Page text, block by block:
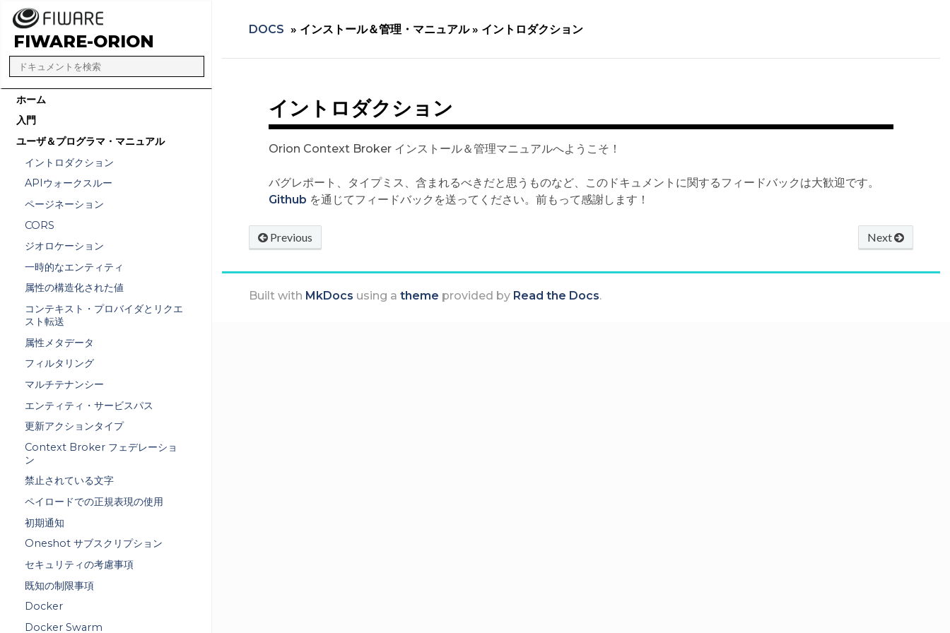
FIWARE-ORION
ホーム
入門
ユーザ＆プログラマ・マニュアル
イントロダクション
APIウォークスルー
ページネーション
CORS
ジオロケーション
一時的なエンティティ
属性の構造化された値
コンテキスト・プロバイダとリクエ
スト転送
属性メタデータ
フィルタリング
マルチテナンシー
エンティティ・サービスパス
更新アクションタイプ
Context Broker フェデレーショ
ン
禁止されている文字
ペイロードでの正規表現の使用
初期通知
Oneshot サブスクリプション
セキュリティの考慮事項
既知の制限事項
Docker
Docker Swarm
DOCS » インストール＆管理・マニュアル » イントロダクション
イントロダクション
Orion Context Broker インストール＆管理マニュアルへようこそ！
バグレポート、タイプミス、含まれるべきだと思うものなど、このドキュメントに関するフィードバックは大歓迎です。
Github を通じてフィードバックを送ってください。前もって感謝します！
Next
Previous
Built with MkDocs using a theme provided by Read the Docs.